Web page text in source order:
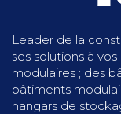
Leader de la
ses solutions à
modulaires ; des
bâtiments
hangars de